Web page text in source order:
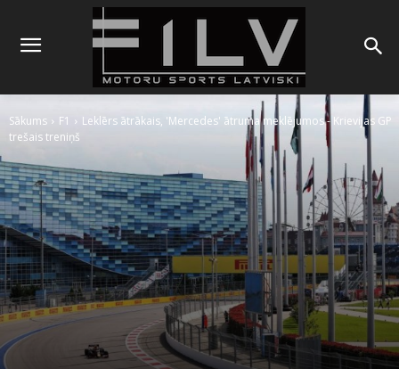
Sākums F1
Leklērs ātrākais, 'Mercedes' ātruma meklējumos - Krievijas GP
trešais treniņš